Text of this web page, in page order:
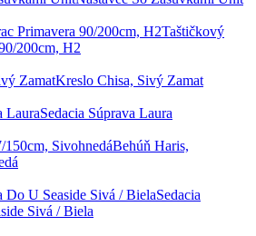
Taštičkový
200cm, H2
Kreslo Chisa, Sivý Zamat
Sedacia Súprava Laura
Behúň Haris,
Sedacia
Sivá / Biela